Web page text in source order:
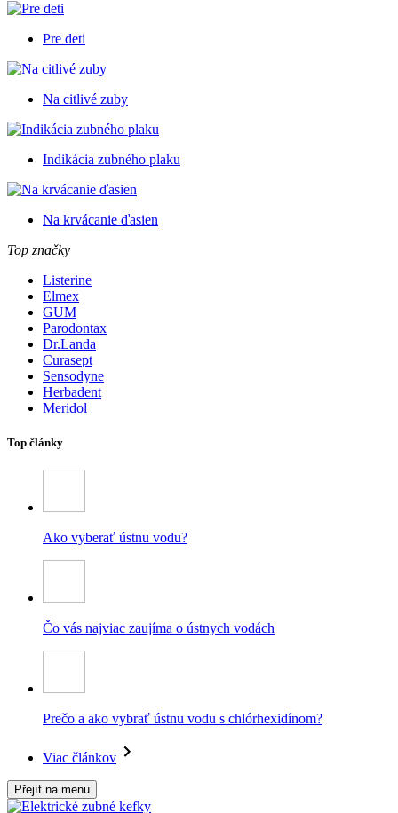
Pre deti
Na citlivé zuby
Indikácia zubného plaku
Na krvácanie ďasien
Top značky
Listerine
Elmex
GUM
Parodontax
Dr.Landa
Curasept
Sensodyne
Herbadent
Meridol
Top články
Ako vyberať ústnu vodu?
Čo vás najviac zaujíma o ústnych vodách
Prečo a ako vybrať ústnu vodu s chlórhexidínom?
Viac článkov
Přejít na menu